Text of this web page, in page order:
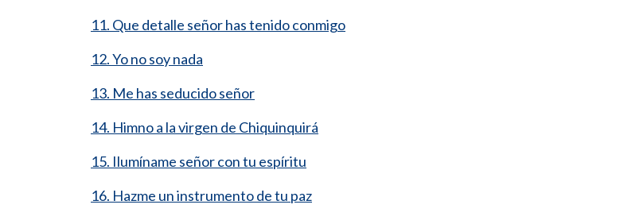
11. Que detalle señor has tenido conmigo
12. Yo no soy nada
13. Me has seducido señor
14. Himno a la virgen de Chiquinquirá
15. Ilumíname señor con tu espíritu
16. Hazme un instrumento de tu paz